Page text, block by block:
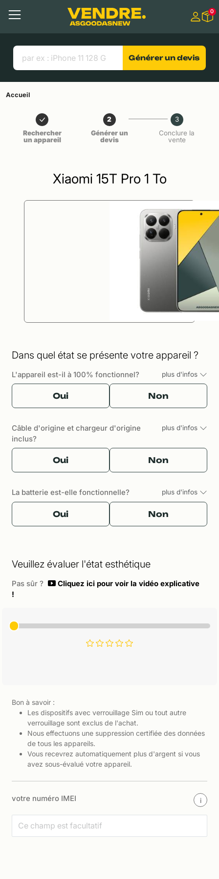
Contenu principal
Menu
Liens utiles
0
Générer un devis
Accueil
Rechercher
un appareil
2
Générer un
devis
3
Conclure la
vente
Xiaomi 15T Pro 1 To
Dans quel état se présente votre appareil ?
L'appareil est-il à 100% fonctionnel? plus d'infos
Oui Non
Câble d'origine et chargeur d'origine
inclus?
plus d'infos
Oui Non
La batterie est-elle fonctionnelle? plus d'infos
Oui Non
Veuillez évaluer l'état esthétique
Pas sûr ?
Cliquez ici pour voir la vidéo explicative
!
Bon à savoir :
Les dispositifs avec verrouillage Sim ou tout autre
verrouillage sont exclus de l'achat.
Nous effectuons une suppression certifiée des données
de tous les appareils.
Vous recevrez automatiquement plus d'argent si vous
avez sous-évalué votre appareil.
votre numéro IMEI i